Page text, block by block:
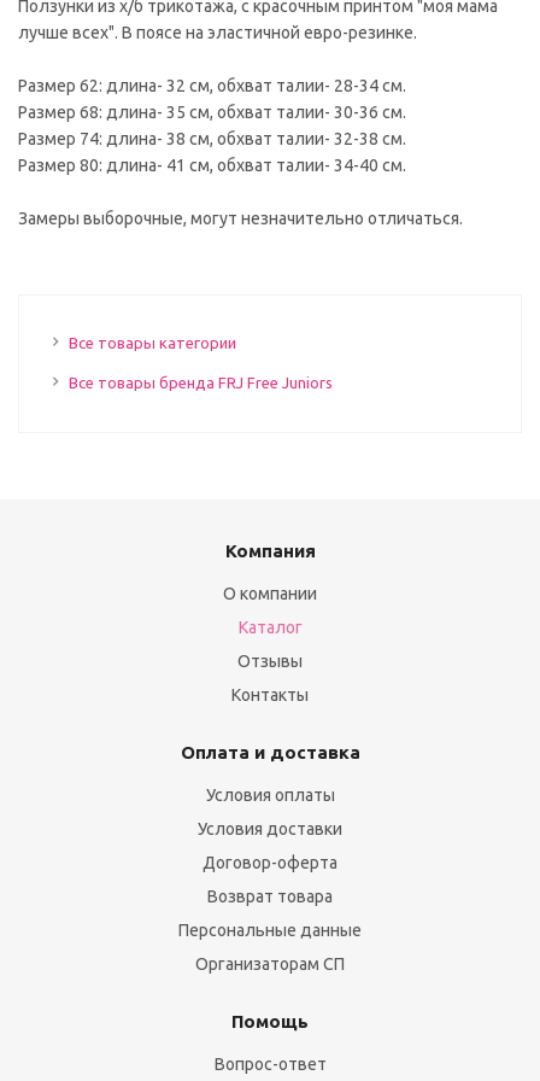
Ползунки из х/б трикотажа, с красочным принтом "моя мама
лучше всех". В поясе на эластичной евро-резинке.
Размер 62: длина- 32 см, обхват талии- 28-34 см.
Размер 68: длина- 35 см, обхват талии- 30-36 см.
Размер 74: длина- 38 см, обхват талии- 32-38 см.
Размер 80: длина- 41 см, обхват талии- 34-40 см.
Замеры выборочные, могут незначительно отличаться.
Все товары категории
Все товары бренда FRJ Free Juniors
Компания
О компании
Каталог
Отзывы
Контакты
Оплата и доставка
Условия оплаты
Условия доставки
Договор-оферта
Возврат товара
Персональные данные
Организаторам СП
Помощь
Вопрос-ответ